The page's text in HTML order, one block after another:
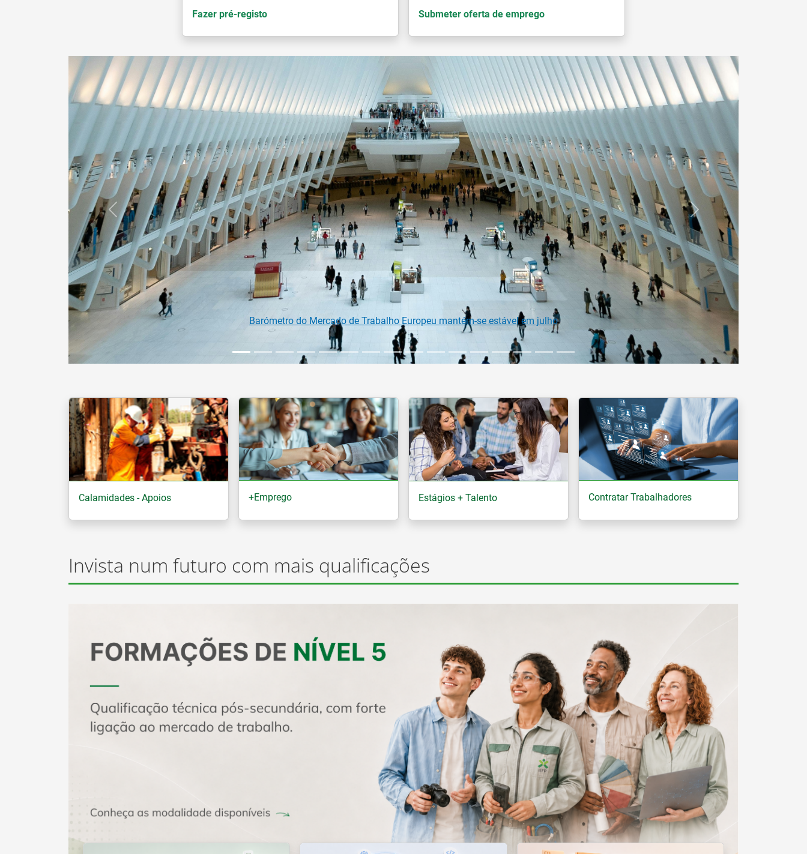
Fazer pré-registo Submeter oferta de emprego
Estágios na Comissão Europeia para diplomados do Ensino e Formação Profissional
Anterior Próximo
Ler mais notícias
Calamidades - Apoios +Emprego Estágios + Talento Contratar Trabalhadores
Invista num futuro com mais qualificações